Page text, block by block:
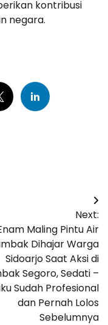
kontribusi
negara.
Next:
Maling Pintu Air
Dihajar Warga
Sidoarjo Saat Aksi di
Segoro, Sedati –
Sudah Profesional
dan Pernah Lolos
Sebelumnya